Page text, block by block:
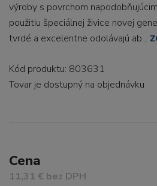
výroby s povrchom
použitiu špeciálnej živice novej
tvrdé a excelentne odolávajú ab...
Kód produktu: 803631
Tovar je dostupný na objednávku
Cena
11,31 € bez DPH